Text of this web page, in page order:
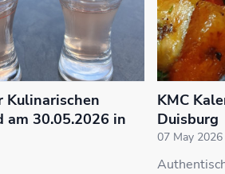
Kulinarischen
am 30.05.2026 in
KMC
Duisburg
07 May 2026